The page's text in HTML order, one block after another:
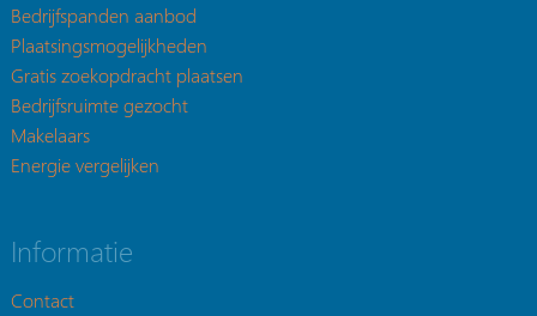
Bedrijfspanden aanbod
Plaatsingsmogelijkheden
Gratis zoekopdracht plaatsen
Bedrijfsruimte gezocht
Makelaars
Energie vergelijken
Informatie
Contact